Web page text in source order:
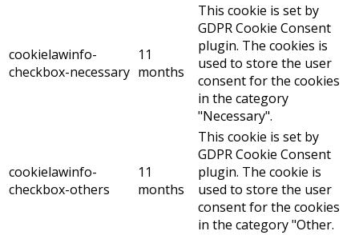
cookielawinfo-
checkbox-necessary
11
months
This cookie is set by
GDPR Cookie Consent
plugin. The cookies is
used to store the user
consent for the cookies
in the category
"Necessary".
cookielawinfo-
checkbox-others
11
months
This cookie is set by
GDPR Cookie Consent
plugin. The cookie is
used to store the user
consent for the cookies
in the category "Other.